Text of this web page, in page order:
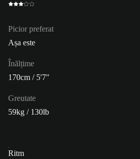
Picior preferat
Așa este
Înălțime
170cm / 5'7"
Greutate
59kg / 130lb
Ritm